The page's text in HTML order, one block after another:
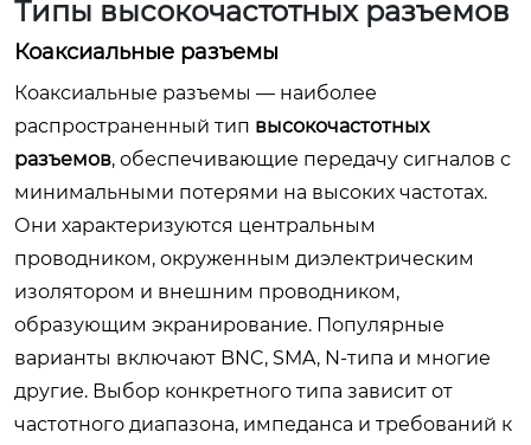
Типы высокочастотных разъемов
Коаксиальные разъемы
Коаксиальные разъемы — наиболее
распространенный тип высокочастотных
разъемов, обеспечивающие передачу сигналов с
минимальными потерями на высоких частотах.
Они характеризуются центральным
проводником, окруженным диэлектрическим
изолятором и внешним проводником,
образующим экранирование. Популярные
варианты включают BNC, SMA, N-типа и многие
другие. Выбор конкретного типа зависит от
частотного диапазона, импеданса и требований к